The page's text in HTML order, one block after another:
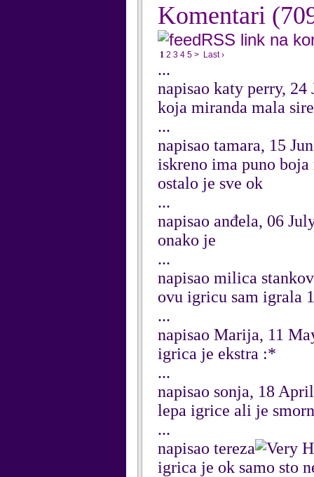
Komentari
RSS link na
1 2 3 4 5 > Last ›
...
napisao katy perry, 24
koja miranda mala
...
napisao tamara, 15
iskreno ima puno
ostalo je sve ok
...
napisao anđela, 06
onako je
...
napisao milica
ovu igricu sam igrala
...
napisao Marija, 11
igrica je ekstra :*
...
napisao sonja, 18
lepa igrice ali je
...
napisao tereza
igrica je ok samo sto